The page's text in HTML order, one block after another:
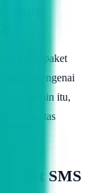
pulsa paket
mengenai
Selain itu,
dan kualitas
Paket SMS